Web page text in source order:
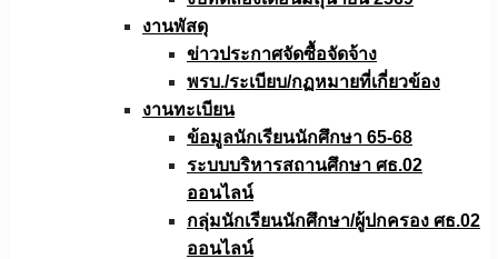
งานพัสดุ
ข่าวประกาศจัดซื้อจัดจ้าง
พรบ./ระเบียบ/กฏหมายที่เกี่ยวข้อง
งานทะเบียน
ข้อมูลนักเรียนนักศึกษา 65-68
ระบบบริหารสถานศึกษา ศธ.02
ออนไลน์
กลุ่มนักเรียนนักศึกษา/ผู้ปกครอง ศธ.02
ออนไลน์